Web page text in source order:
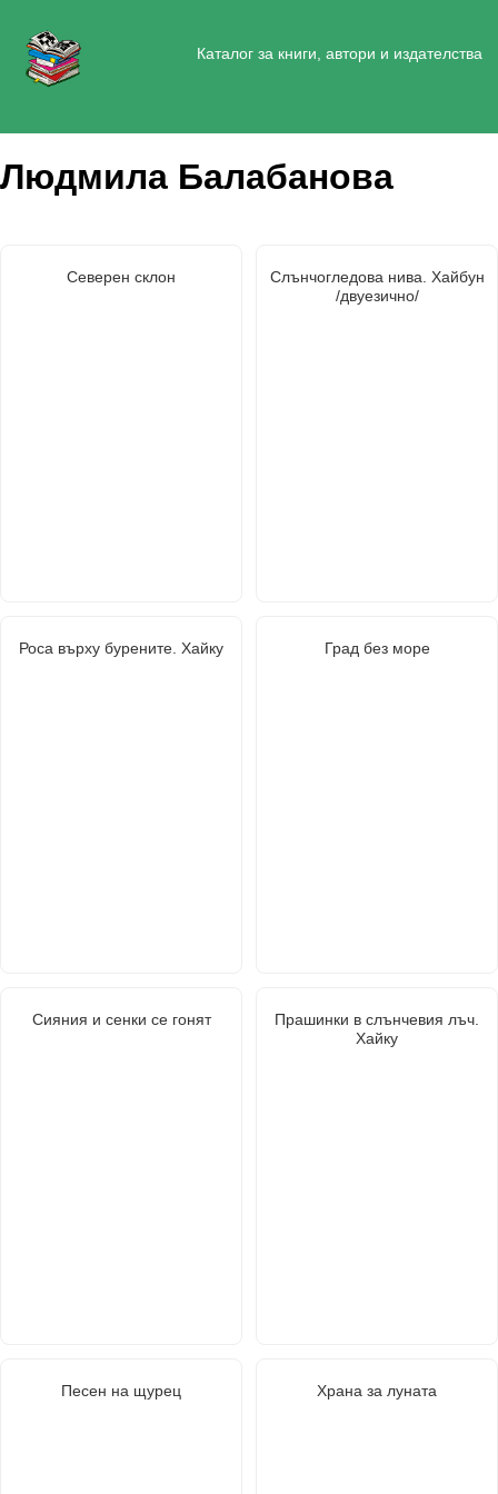
Каталог за книги, автори и издателства
Людмила Балабанова
Северен склон
Слънчогледова нива. Хайбун
/двуезично/
Роса върху бурените. Хайку Град без море
Сияния и сенки се гонят
Прашинки в слънчевия лъч.
Хайку
Песен на щурец Храна за луната